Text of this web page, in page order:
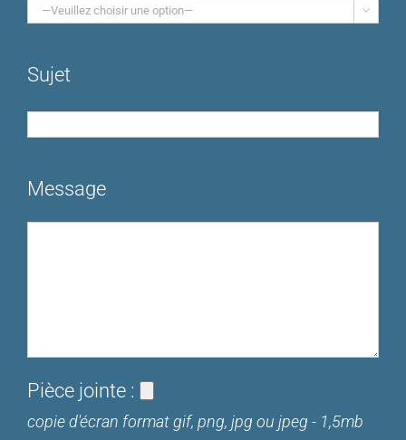

Sujet
Message
Pièce jointe :
copie d'écran format gif, png, jpg ou jpeg - 1,5mb